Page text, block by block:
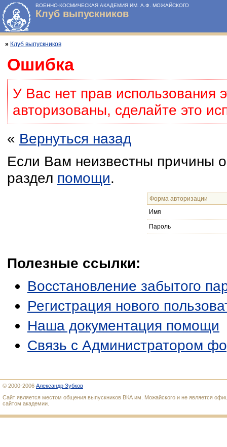
ВОЕННО-КОСМИЧЕСКАЯ АКАДЕМИЯ ИМ. А.Ф. МОЖАЙСКОГО
Клуб выпускников
» Клуб выпускников
Ошибка
У Вас нет прав использования
авторизованы, сделайте это
« Вернуться назад
Если Вам неизвестны причины
раздел помощи.
Форма авторизации
Имя
Пароль
Полезные ссылки:
Восстановление забытого
Регистрация нового
Наша документация помощи
Связь с Администратором
© 2000-2006 Александр Зубков
Сайт является местом общения выпускников ВКА им. Можайского и не является
сайтом академии.